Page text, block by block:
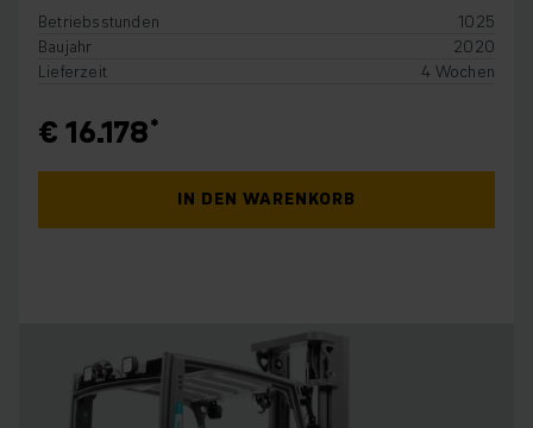
Betriebsstunden
1025
Baujahr
2020
Lieferzeit
4 Wochen
€ 16.178
IN DEN WARENKORB